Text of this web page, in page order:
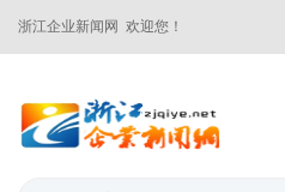
浙江企业新闻网 欢迎您！